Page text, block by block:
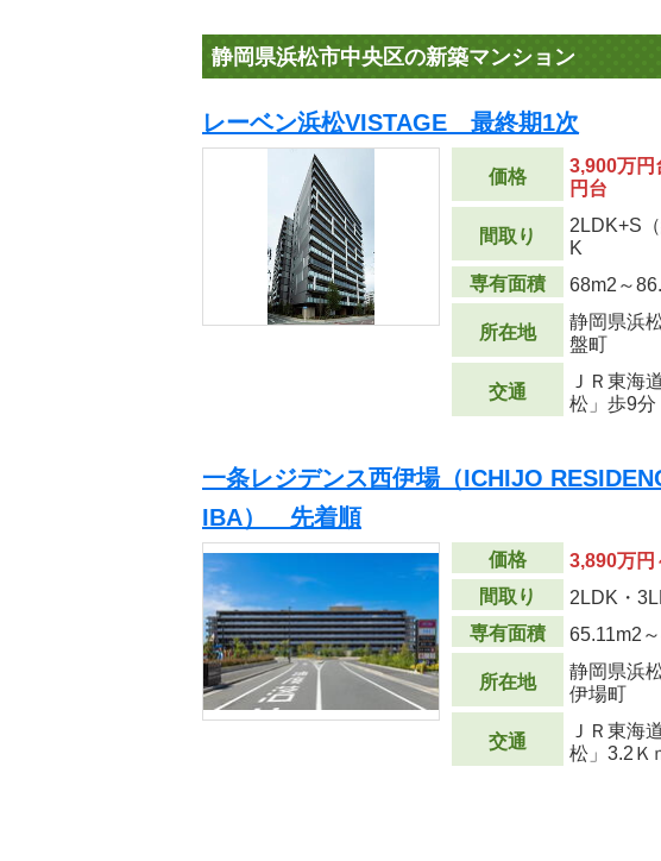
静岡県浜松市中央区の新築マンション
レーベン浜松VISTAGE 最終期1次
価格
3,900万円
円台
間取り
2LDK+S
K
専有面積
68m2 ～
所在地
静岡県浜
盤町
交通
ＪＲ東海
松」歩9分
一条レジデンス西伊場（ICHIJO
IBA） 先着順
価格
3,890万円
間取り
2LDK・
専有面積
65.11m2
所在地
静岡県浜
伊場町
交通
ＪＲ東海
松」3.2Ｋ